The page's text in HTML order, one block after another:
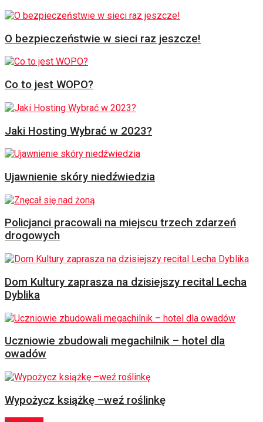
O bezpieczeństwie w sieci raz jeszcze!
Co to jest WOPO?
Jaki Hosting Wybrać w 2023?
Ujawnienie skóry niedźwiedzia
Policjanci pracowali na miejscu trzech zdarzeń
drogowych
Dom Kultury zaprasza na dzisiejszy recital Lecha
Dyblika
Uczniowie zbudowali megachilnik – hotel dla
owadów
Wypożycz książkę –weź roślinkę